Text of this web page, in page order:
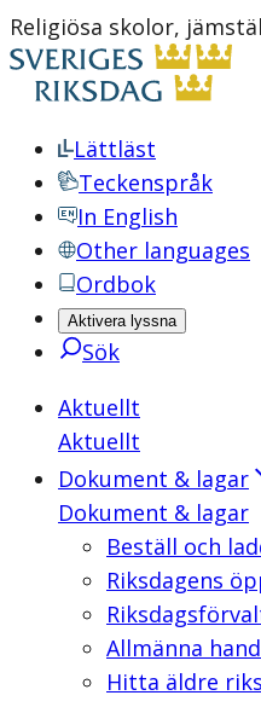
Religiösa skolor,
Lättläst
Teckenspråk
In English
Other languages
Ordbok
Aktivera lyssna
Sök
Aktuellt
Aktuellt
Dokument & lagar
Dokument & lagar
Beställ och
Riksdagens
Allmänna
Hitta äldre